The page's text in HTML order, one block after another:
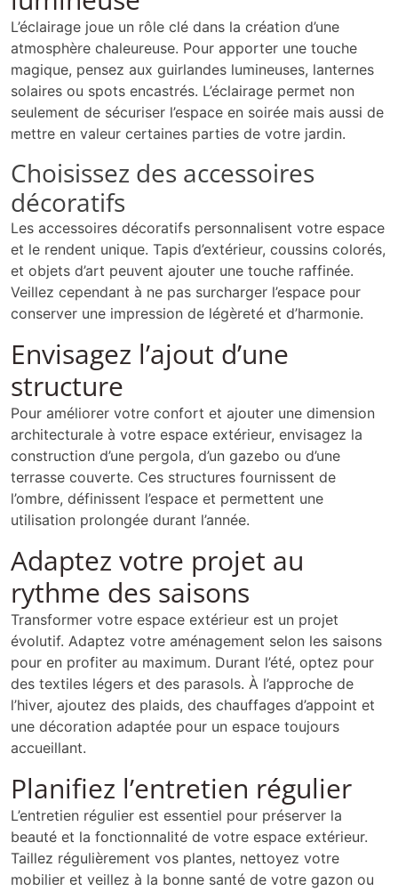
L’éclairage joue un rôle clé dans la création d’une
atmosphère chaleureuse. Pour apporter une touche
magique, pensez aux guirlandes lumineuses, lanternes
solaires ou spots encastrés. L’éclairage permet non
seulement de sécuriser l’espace en soirée mais aussi de
mettre en valeur certaines parties de votre jardin.
Choisissez des accessoires
décoratifs
Les accessoires décoratifs personnalisent votre espace
et le rendent unique. Tapis d’extérieur, coussins colorés,
et objets d’art peuvent ajouter une touche raffinée.
Veillez cependant à ne pas surcharger l’espace pour
conserver une impression de légèreté et d’harmonie.
Envisagez l’ajout d’une
structure
Pour améliorer votre confort et ajouter une dimension
architecturale à votre espace extérieur, envisagez la
construction d’une pergola, d’un gazebo ou d’une
terrasse couverte. Ces structures fournissent de
l’ombre, définissent l’espace et permettent une
utilisation prolongée durant l’année.
Adaptez votre projet au
rythme des saisons
Transformer votre espace extérieur est un projet
évolutif. Adaptez votre aménagement selon les saisons
pour en profiter au maximum. Durant l’été, optez pour
des textiles légers et des parasols. À l’approche de
l’hiver, ajoutez des plaids, des chauffages d’appoint et
une décoration adaptée pour un espace toujours
accueillant.
Planifiez l’entretien régulier
L’entretien régulier est essentiel pour préserver la
beauté et la fonctionnalité de votre espace extérieur.
Taillez régulièrement vos plantes, nettoyez votre
mobilier et veillez à la bonne santé de votre gazon ou